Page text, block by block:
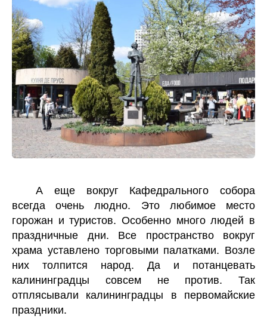
А еще вокруг Кафедрального собора
всегда очень людно. Это любимое место
горожан и туристов. Особенно много людей в
праздничные дни. Все пространство вокруг
храма уставлено торговыми палатками. Возле
них толпится народ. Да и потанцевать
калининградцы совсем не против. Так
отплясывали калининградцы в первомайские
праздники.